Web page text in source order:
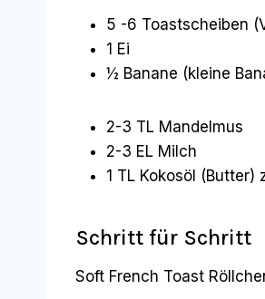
5 -6 Toastscheiben
1 Ei
½ Banane (kleine
2-3 TL Mandelmus
2-3 EL Milch
1 TL Kokosöl (Butter)
Schritt für Schritt
Soft French Toast